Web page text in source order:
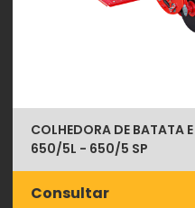
COLHEDORA DE BATATA
650/5L - 650/5 SP
Consultar